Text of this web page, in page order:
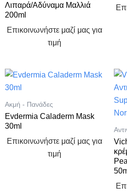
Λιπαρά/Αδύναμα Μαλλιά
200ml
Επικοινωνήστε μαζί μας για
τιμή
Ακμή - Πανάδες
Evdermia Caladerm Mask
30ml
Επικοινωνήστε μαζί μας για
τιμή